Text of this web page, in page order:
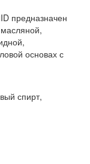
предназначен
основах с
спирт,